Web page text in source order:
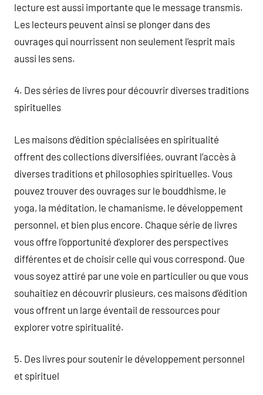
lecture est aussi importante que le message transmis.
Les lecteurs peuvent ainsi se plonger dans des
ouvrages qui nourrissent non seulement l’esprit mais
aussi les sens.
4. Des séries de livres pour découvrir diverses traditions
spirituelles
Les maisons d’édition spécialisées en spiritualité
offrent des collections diversifiées, ouvrant l’accès à
diverses traditions et philosophies spirituelles. Vous
pouvez trouver des ouvrages sur le bouddhisme, le
yoga, la méditation, le chamanisme, le développement
personnel, et bien plus encore. Chaque série de livres
vous offre l’opportunité d’explorer des perspectives
différentes et de choisir celle qui vous correspond. Que
vous soyez attiré par une voie en particulier ou que vous
souhaitiez en découvrir plusieurs, ces maisons d’édition
vous offrent un large éventail de ressources pour
explorer votre spiritualité.
5. Des livres pour soutenir le développement personnel
et spirituel